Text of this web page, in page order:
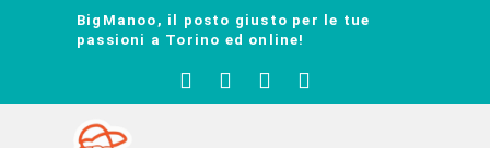
BigManoo, il posto giusto per le tue
passioni a Torino ed online!